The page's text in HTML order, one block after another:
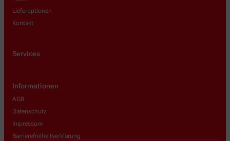
Lieferoptionen
Kontakt
Services
Informationen
AGB
Datenschutz
Impressum
Barrierefreiheitserklärung